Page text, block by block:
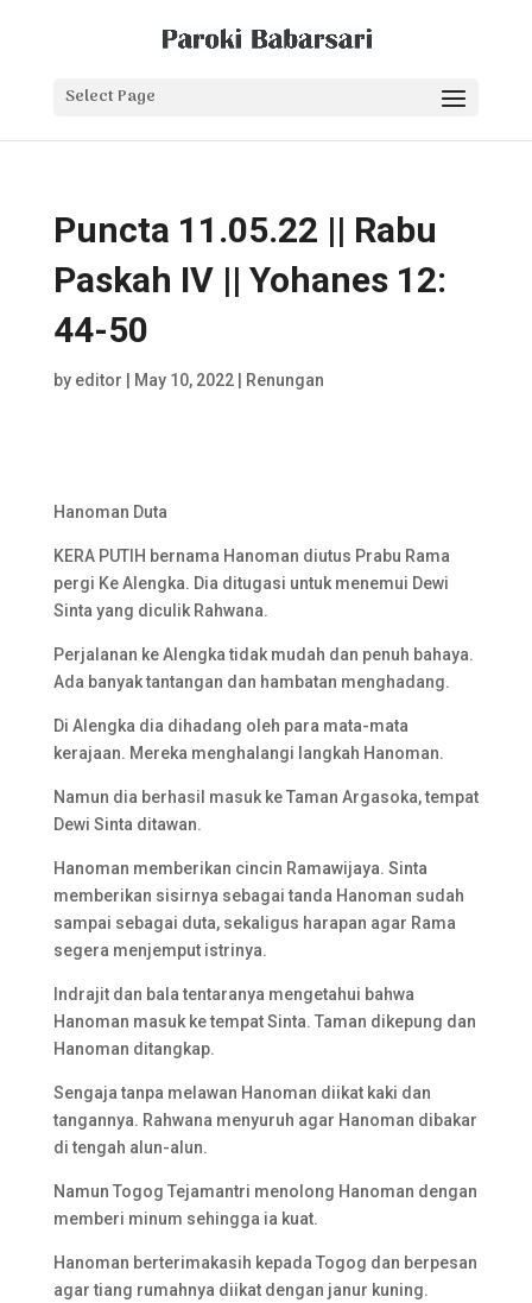
Select Page
Puncta 11.05.22 || Rabu
Paskah IV || Yohanes 12:
44-50
by editor May 10, 2022| Renungan
Hanoman Duta
KERA PUTIH bernama Hanoman diutus Prabu Rama
pergi Ke Alengka. Dia ditugasi untuk menemui Dewi
Sinta yang diculik Rahwana.
Perjalanan ke Alengka tidak mudah dan penuh bahaya.
Ada banyak tantangan dan hambatan menghadang.
Di Alengka dia dihadang oleh para mata-mata
kerajaan. Mereka menghalangi langkah Hanoman.
Namun dia berhasil masuk ke Taman Argasoka, tempat
Dewi Sinta ditawan.
Hanoman memberikan cincin Ramawijaya. Sinta
memberikan sisirnya sebagai tanda Hanoman sudah
sampai sebagai duta, sekaligus harapan agar Rama
segera menjemput istrinya.
Indrajit dan bala tentaranya mengetahui bahwa
Hanoman masuk ke tempat Sinta. Taman dikepung dan
Hanoman ditangkap.
Sengaja tanpa melawan Hanoman diikat kaki dan
tangannya. Rahwana menyuruh agar Hanoman dibakar
di tengah alun-alun.
Namun Togog Tejamantri menolong Hanoman dengan
memberi minum sehingga ia kuat.
Hanoman berterimakasih kepada Togog dan berpesan
agar tiang rumahnya diikat dengan janur kuning.